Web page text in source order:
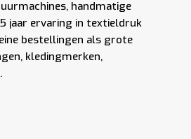
handmatige
jaar ervaring in textieldruk
bestellingen als grote
kledingmerken,